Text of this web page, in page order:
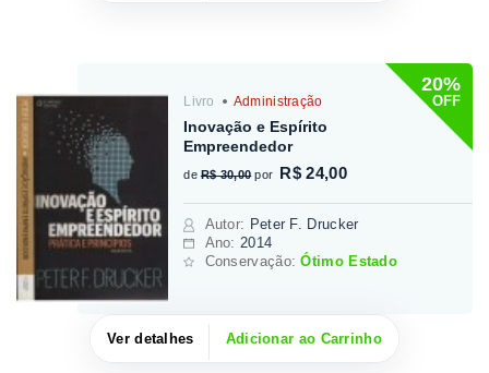
20%
OFF
Livro Administração
Inovação e Espírito
Empreendedor
de R$ 30,00 por R$ 24,00
Autor: Peter F. Drucker
Ano: 2014
Conservação:Ótimo Estado
Ver detalhes Adicionar ao Carrinho